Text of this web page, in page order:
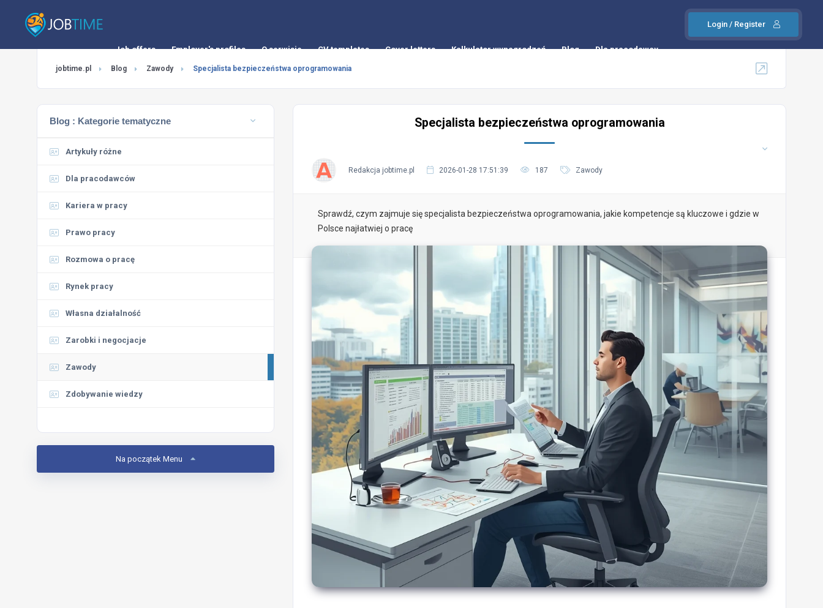
Login / Register
Job offers Employer's profiles O serwisie CV templates Cover letters Kalkulator wynagrodzeń Blog Dla pracodawcy
jobtime.pl Blog Zawody Specjalista bezpieczeństwa oprogramowania
Blog : Kategorie tematyczne
Artykuły różne
Dla pracodawców
Kariera w pracy
Prawo pracy
Rozmowa o pracę
Rynek pracy
Własna działalność
Zarobki i negocjacje
Zawody
Zdobywanie wiedzy
Na początek Menu
Specjalista bezpieczeństwa oprogramowania
Redakcja jobtime.pl 2026-01-28 17:51:39 187 Zawody
Sprawdź, czym zajmuje się specjalista bezpieczeństwa oprogramowania, jakie kompetencje są kluczowe i gdzie w
Polsce najłatwiej o pracę